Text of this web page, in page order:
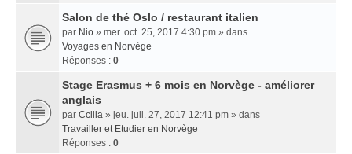
Salon de thé Oslo / restaurant italien
par Nio » mer. oct. 25, 2017 4:30 pm » dans
Voyages en Norvège
Réponses : 0
Stage Erasmus + 6 mois en Norvège - améliorer
anglais
par Ccilia » jeu. juil. 27, 2017 12:41 pm » dans
Travailler et Etudier en Norvège
Réponses : 0